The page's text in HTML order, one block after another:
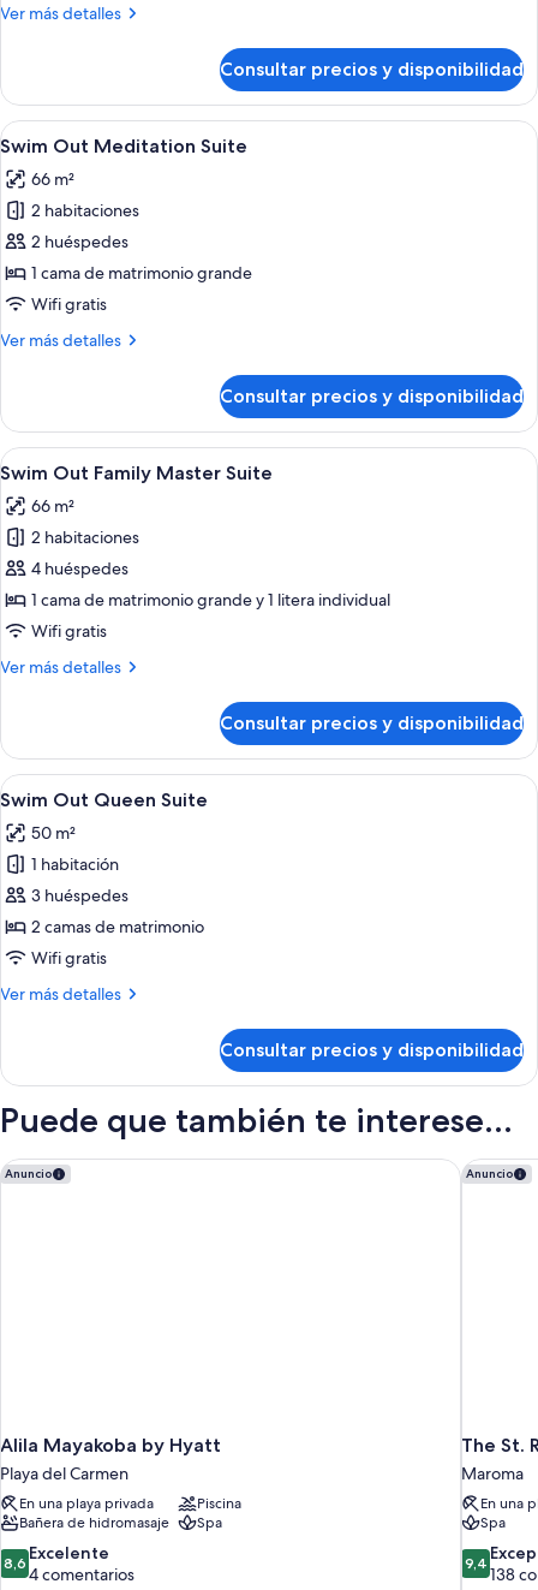
Ver más detalles
Más
Suite
Ocean
View
Consultar precios y disponibilidad
Abrir
todas
las
fotos
de
Swim
Out
Suite
Habitación de hotel moderna con
9
Swim Out Meditation Suite
66 m²
2 habitaciones
2 huéspedes
1 cama de matrimonio grande
Wifi gratis
Ver más detalles
Más
Out
Meditation
Suite
Consultar precios y disponibilidad
Abrir
todas
las
fotos
de
Swim
Out
Master
Habitación de hotel moderna con
7
Swim Out Family Master Suite
66 m²
2 habitaciones
4 huéspedes
1 cama de matrimonio grande y 1 litera individual
Wifi gratis
Ver más detalles
Más
Out
Family
Master
Consultar precios y disponibilidad
Abrir
todas
las
fotos
de
Swim
Out
Suite
Habitación de hotel con dos camas,
5
Swim Out Queen Suite
50 m²
1 habitación
3 huéspedes
2 camas de matrimonio
Wifi gratis
Ver más detalles
Más
Out
Suite
Consultar precios y disponibilidad
Puede que también te interese...
Anuncio
Alila Mayakoba by Hyatt
Playa del Carmen
En una playa privada
Piscina
Bañera de hidromasaje
Spa
8.6
sobre
8,6 Excelente
4 comentarios
Alila Mayakoba by Hyatt Anuncio
The St.
Maroma
En una
Spa
9.4
sobre
9,4
138
The St.